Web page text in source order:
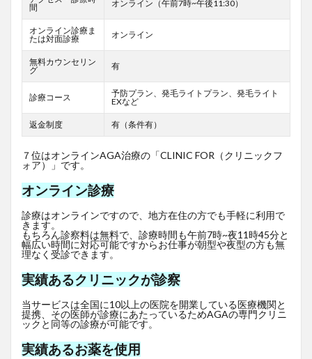
間
オンライン（午前7時~午後11:30）
オンライン診療ま
たは対面診療
オンライン
無料カウンセリン
グ
有
診療コース
予防プラン、発毛ライトプラン、発毛ライト
EXなど
返金制度 有（条件有）
７位はオンラインAGA治療の「CLINIC FOR（クリニックフ
ォア）」です。
オンライン診療
診療はオンラインですので、地方在住の方でも手軽に利用で
きます。
もちろん診察料は無料で、診療時間も午前7時~夜11時45分と
幅広い時間に対応可能ですからお仕事が朝型や夜型の方も無
理なく受診できます。
実績あるクリニックが診察
当サービスは全国に10以上の医院を開業している医療機関と
提携、その医師が診療にあたっているためAGAの専門クリニ
ックと同等の診療が可能です。
実績あるお薬を使用